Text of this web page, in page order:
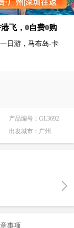
飞，0自费0购
日游，马布岛-卡
产品编号： GL3692
出发城市： 广州
事项